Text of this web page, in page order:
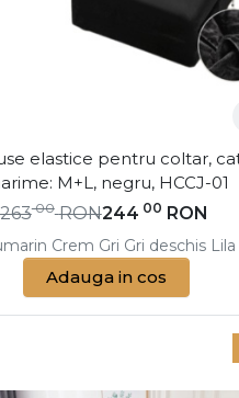
elastice pentru coltar,
M+L, negru, HCCJ-01
244 00 RON
26300 RON
Crem Gri Gri deschis Lila
Adauga in cos